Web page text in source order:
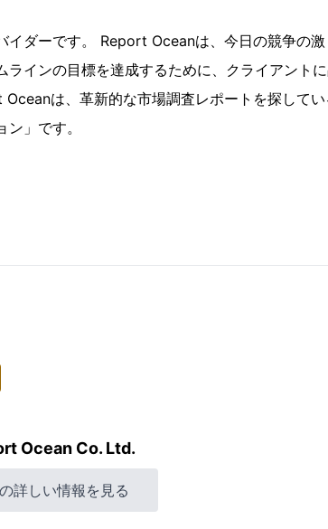
イダーです。 Report Oceanは、今日の競争の
インの目標を達成するために、クライアント
は、革新的な市場調査レポートを探してい
」です。
Ocean Co. Ltd.
詳しい情報を見る